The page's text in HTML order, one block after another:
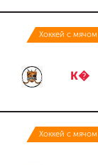
Хоккей с мячом
К�
Хоккей с мячом